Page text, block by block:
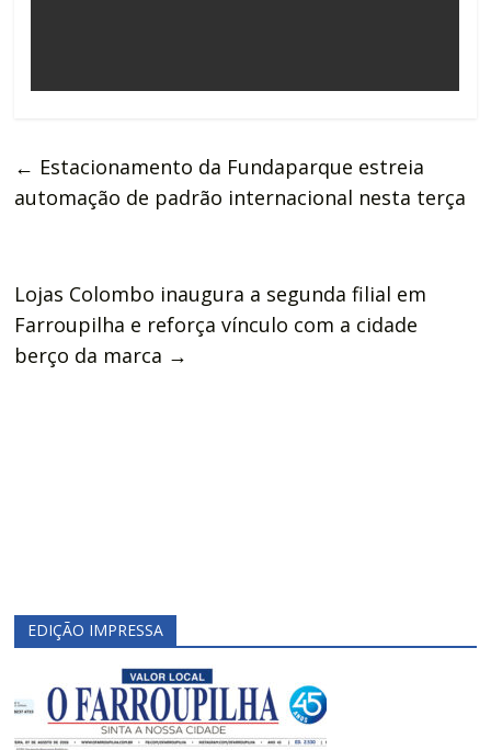
← Estacionamento da Fundaparque estreia
automação de padrão internacional nesta terça
Lojas Colombo inaugura a segunda filial em
Farroupilha e reforça vínculo com a cidade
berço da marca →
EDIÇÃO IMPRESSA